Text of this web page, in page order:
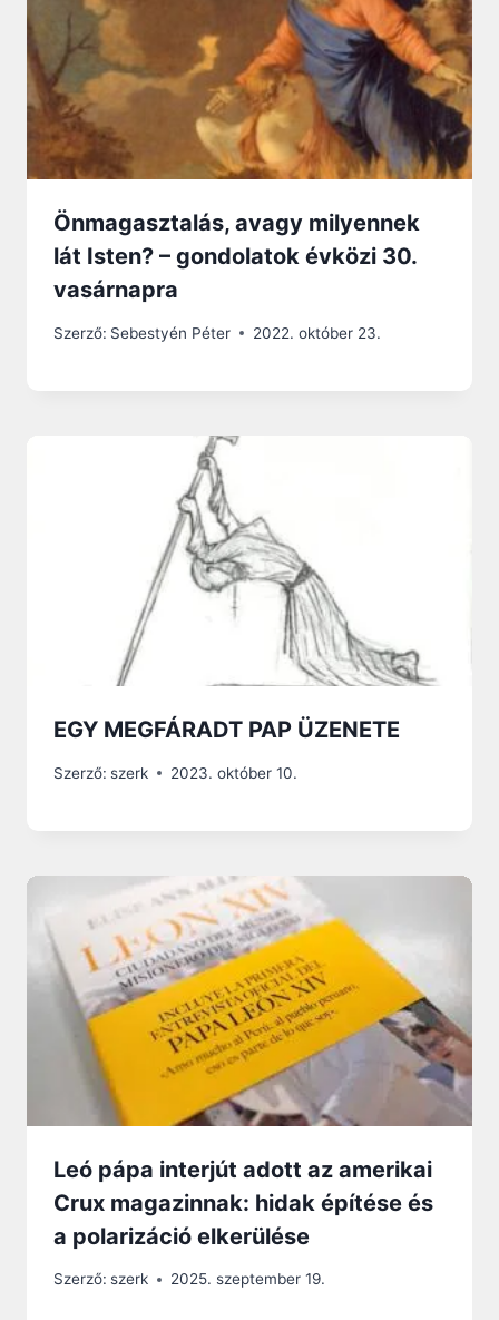
Önmagasztalás, avagy milyennek
lát Isten? – gondolatok évközi 30.
vasárnapra
Szerző: Sebestyén Péter 2022. október 23.
EGY MEGFÁRADT PAP ÜZENETE
Szerző: szerk 2023. október 10.
Leó pápa interjút adott az amerikai
Crux magazinnak: hidak építése és
a polarizáció elkerülése
Szerző: szerk 2025. szeptember 19.